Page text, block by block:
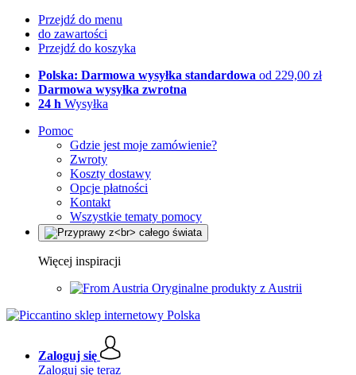
Przejdź do menu
do zawartości
Przejdź do koszyka
Polska: Darmowa wysyłka standardowa od 229,00 zł
Darmowa wysyłka zwrotna
24 h Wysyłka
Pomoc
Gdzie jest moje zamówienie?
Zwroty
Koszty dostawy
Opcje płatności
Kontakt
Wszystkie tematy pomocy
Więcej inspiracji
Oryginalne produkty z Austrii
Zaloguj się
Zaloguj się teraz